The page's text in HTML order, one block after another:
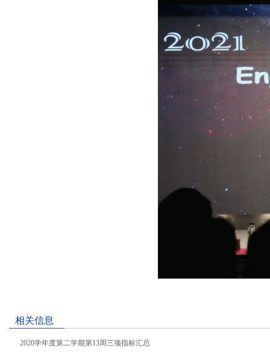
相关信息
2020学年度第二学期第13周三项指标汇总